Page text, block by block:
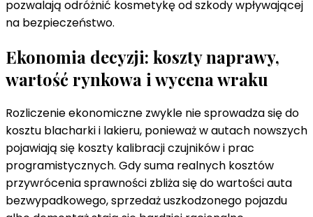
pozwalają odróżnić kosmetykę od szkody wpływającej
na bezpieczeństwo.
Ekonomia decyzji: koszty naprawy,
wartość rynkowa i wycena wraku
Rozliczenie ekonomiczne zwykle nie sprowadza się do
kosztu blacharki i lakieru, ponieważ w autach nowszych
pojawiają się koszty kalibracji czujników i prac
programistycznych. Gdy suma realnych kosztów
przywrócenia sprawności zbliża się do wartości auta
bezwypadkowego, sprzedaż uszkodzonego pojazdu